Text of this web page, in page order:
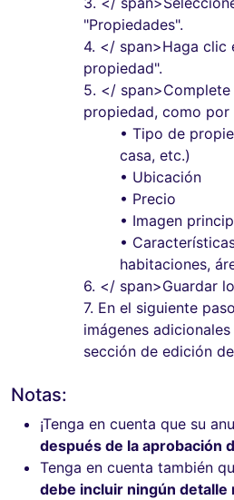
"Propiedades".
4. </ span>Haga clic
propiedad".
5. </
propiedad, como por
• Tipo de
casa, etc.)
• Ubicación
• Precio
• Imagen
•
habitaciones,
6. </ span>Guardar
7. En el siguiente
imágenes
sección de edición
Notas:
¡Tenga en cuenta que su
después de la aprobación
Tenga en cuenta también
debe incluir ningún detalle